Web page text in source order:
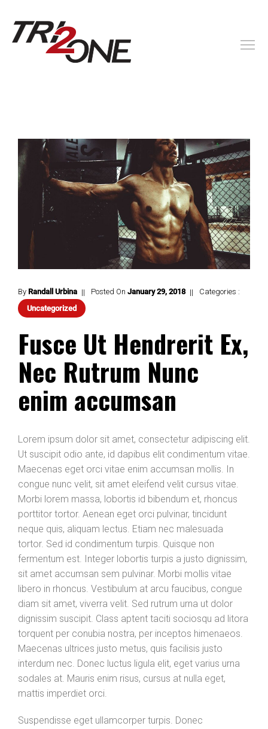
By Randall Urbina Posted On January 29, 2018
Categories :
Uncategorized
Fusce Ut Hendrerit Ex,
Nec Rutrum Nunc
enim accumsan
Lorem ipsum dolor sit amet, consectetur adipiscing elit.
Ut suscipit odio ante, id dapibus elit condimentum vitae.
Maecenas eget orci vitae enim accumsan mollis. In
congue nunc velit, sit amet eleifend velit cursus vitae.
Morbi lorem massa, lobortis id bibendum et, rhoncus
porttitor tortor. Aenean eget orci pulvinar, tincidunt
neque quis, aliquam lectus. Etiam nec malesuada
tortor. Sed id condimentum turpis. Quisque non
fermentum est. Integer lobortis turpis a justo dignissim,
sit amet accumsan sem pulvinar. Morbi mollis vitae
libero in rhoncus. Vestibulum at arcu faucibus, congue
diam sit amet, viverra velit. Sed rutrum urna ut dolor
dignissim suscipit. Class aptent taciti sociosqu ad litora
torquent per conubia nostra, per inceptos himenaeos.
Maecenas ultrices justo metus, quis facilisis justo
interdum nec. Donec luctus ligula elit, eget varius urna
sodales at. Mauris enim risus, cursus at nulla eget,
mattis imperdiet orci.
Suspendisse eget ullamcorper turpis. Donec